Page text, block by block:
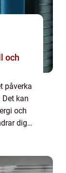
och
påverka
kan
och
dig